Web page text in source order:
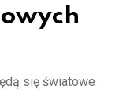
się światowe